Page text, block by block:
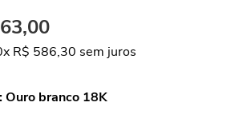
,00
x R$ 586,30 sem juros
Ouro branco 18K